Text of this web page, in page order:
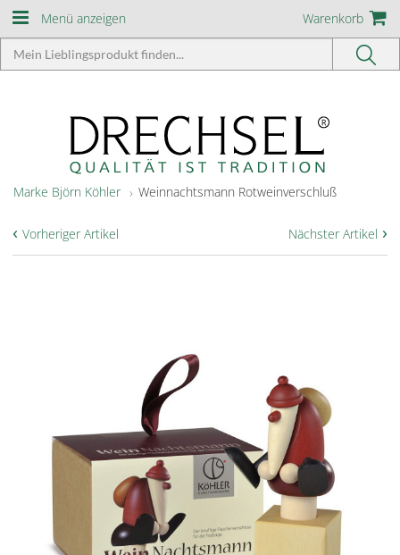
Menü anzeigen Warenkorb
Marke Björn Köhler Weinnachtsmann Rotweinverschluß
Nächster Artikel ›
‹ Vorheriger Artikel